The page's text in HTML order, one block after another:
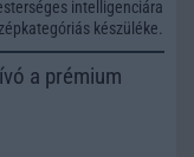
intelligenciára
készüléke.
a prémium